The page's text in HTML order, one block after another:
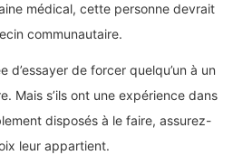
médical, cette personne devrait
communautaire.
d’essayer de forcer quelqu’un à un
Mais s’ils ont une expérience dans
disposés à le faire, assurez-
leur appartient.